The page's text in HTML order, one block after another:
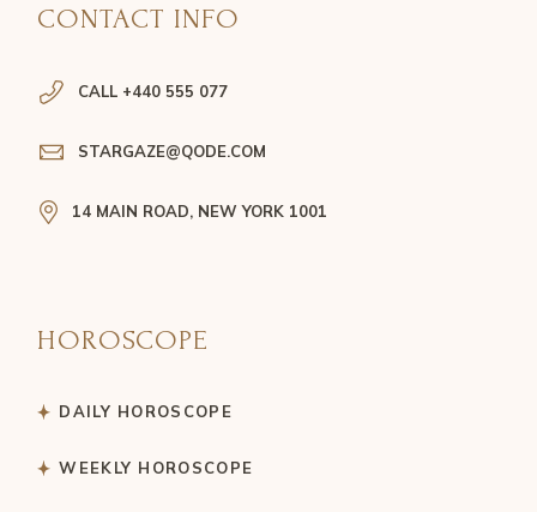
CONTACT INFO
CALL +440 555 077
STARGAZE@QODE.COM
14 MAIN ROAD, NEW YORK 1001
HOROSCOPE
DAILY HOROSCOPE
WEEKLY HOROSCOPE